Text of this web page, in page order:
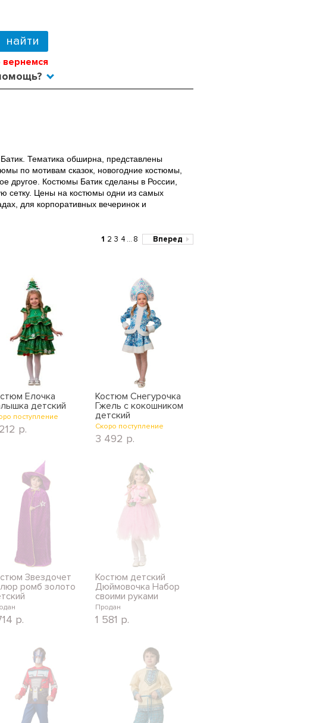
вернемся
Тематика обширна, представлены
по мотивам сказок, новогодние костюмы,
другое. Костюмы Батик сделаны в России,
сетку. Цены на костюмы одни из самых
для корпоративных вечеринок и
1 2 3 4 ... 8 Вперед
Елочка
детский
поступление
р.
Костюм Снегурочка
Гжель с кокошником
детский
Скоро поступление
3 492 р.
Звездочет
ромб золото
р.
Костюм детский
Дюймовочка Набор
своими руками
Продан
1 581 р.